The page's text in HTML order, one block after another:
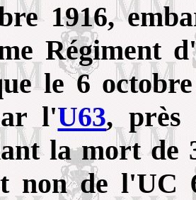
1916,
Régiment
le 6
l'U63, près
la mort de
non de l'UC